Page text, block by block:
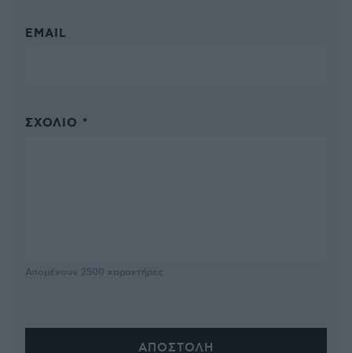
EMAIL
ΣΧΌΛΙΟ *
Απομένουν 2500 χαρακτήρες